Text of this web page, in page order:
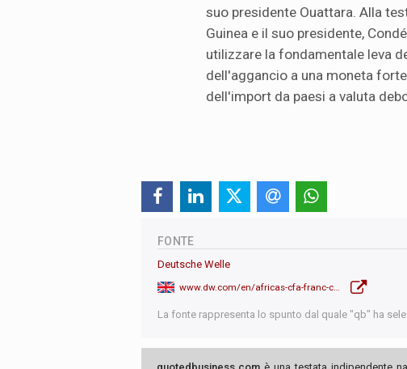
suo presidente Ouattara. Alla
Guinea e il suo presidente,
utilizzare la fondamentale leva
dell'aggancio a una moneta
dell'import da paesi a valuta
FONTE
Deutsche Welle
La fonte rappresenta lo spunto dal quale "qb" ha